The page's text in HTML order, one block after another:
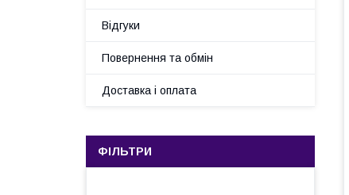
Відгуки
Повернення та обмін
Доставка і оплата
ФІЛЬТРИ